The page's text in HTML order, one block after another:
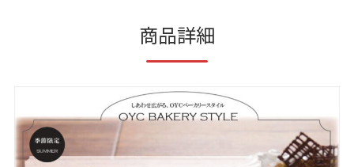
商品詳細